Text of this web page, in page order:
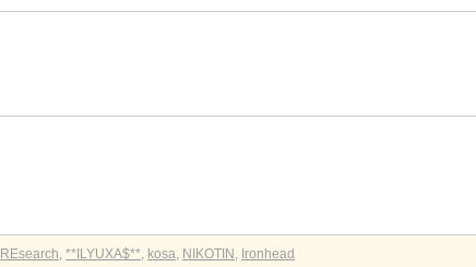
REsearch, **ILYUXA$**, kosa, NIKOTIN , Ironhead